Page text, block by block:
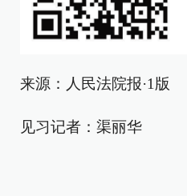
来源：人民法院报·1版
见习记者：渠丽华